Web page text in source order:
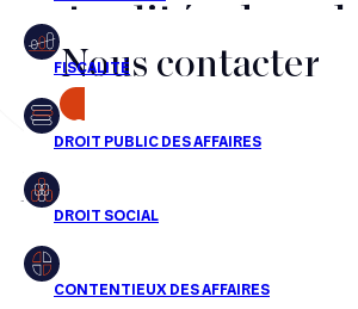
Financement
Fiscalité
Droit public des affaires
Droit social
Droit immobilier
actualités du
nos
transactions, jour
jour
Aucun résultats pour cette recherche
Nous contacter